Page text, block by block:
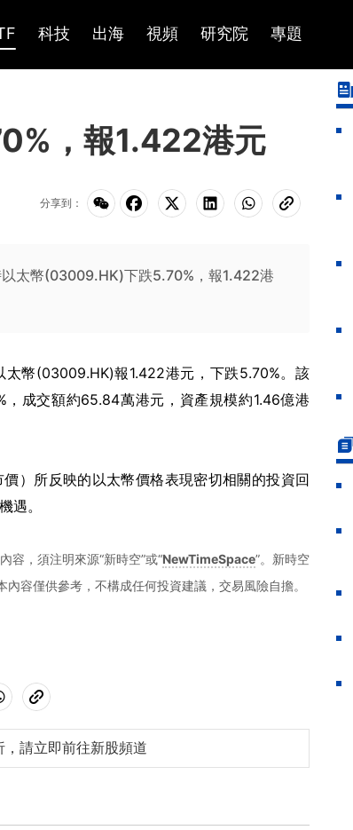
科技 出海 視頻 研究院 專題
，報1.422港元
分享到：
太幣(03009.HK)下跌5.70%，報1.422港
幣(03009.HK)報1.422港元，下跌5.70%。該
成交額約65.84萬港元，資產規模約1.46億港
）所反映的以太幣價格表現密切相關的投資回
遇。
容，須注明來源“新時空”或“NewTimeSpace”。新時空
容僅供參考，不構成任何投資建議，交易風險自擔。
請立即前往新股頻道